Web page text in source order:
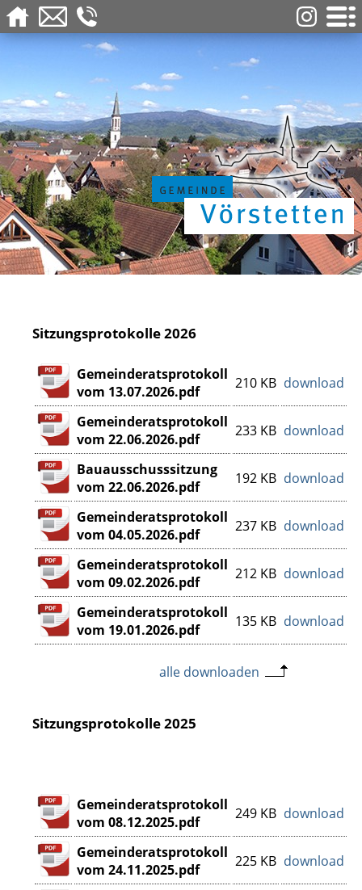
Sitzungsprotokolle 2026
Gemeinderatsprotokoll
vom 13.07.2026.pdf
210 KB download
Gemeinderatsprotokoll
vom 22.06.2026.pdf
233 KB download
Bauausschusssitzung
vom 22.06.2026.pdf
192 KB download
Gemeinderatsprotokoll
vom 04.05.2026.pdf
237 KB download
Gemeinderatsprotokoll
vom 09.02.2026.pdf
212 KB download
Gemeinderatsprotokoll
vom 19.01.2026.pdf
135 KB download
alle downloaden
Sitzungsprotokolle 2025
Gemeinderatsprotokoll
vom 08.12.2025.pdf
249 KB download
Gemeinderatsprotokoll
vom 24.11.2025.pdf
225 KB download